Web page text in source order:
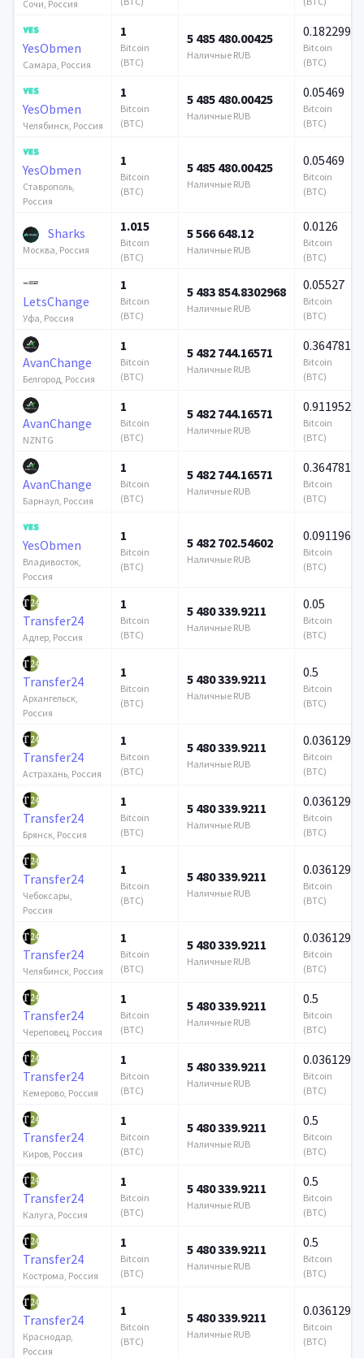
Сочи, Россия
YesObmen
Самара, Россия
1
Bitcoin
(BTC)
5 485 480.00425
Наличные RUB
0.182299
Bitcoin
(BTC)
YesObmen
Челябинск, Россия
1
Bitcoin
(BTC)
5 485 480.00425
Наличные RUB
0.05469
Bitcoin
(BTC)
YesObmen
Ставрополь,
Россия
1
Bitcoin
(BTC)
5 485 480.00425
Наличные RUB
0.05469
Bitcoin
(BTC)
Sharks
Москва, Россия
1.015
Bitcoin
(BTC)
5 566 648.12
Наличные RUB
0.0126
Bitcoin
(BTC)
LetsChange
Уфа, Россия
1
Bitcoin
(BTC)
5 483 854.8302968
Наличные RUB
0.05527
Bitcoin
(BTC)
AvanChange
Белгород, Россия
1
Bitcoin
(BTC)
5 482 744.16571
Наличные RUB
0.364781
Bitcoin
(BTC)
AvanChange
NZNTG
1
Bitcoin
(BTC)
5 482 744.16571
Наличные RUB
0.911952
Bitcoin
(BTC)
AvanChange
Барнаул, Россия
1
Bitcoin
(BTC)
5 482 744.16571
Наличные RUB
0.364781
Bitcoin
(BTC)
YesObmen
Владивосток,
Россия
1
Bitcoin
(BTC)
5 482 702.54602
Наличные RUB
0.091196
Bitcoin
(BTC)
Transfer24
Адлер, Россия
1
Bitcoin
(BTC)
5 480 339.9211
Наличные RUB
0.05
Bitcoin
(BTC)
Transfer24
Архангельск,
Россия
1
Bitcoin
(BTC)
5 480 339.9211
Наличные RUB
0.5
Bitcoin
(BTC)
Transfer24
Астрахань, Россия
1
Bitcoin
(BTC)
5 480 339.9211
Наличные RUB
0.036129
Bitcoin
(BTC)
Transfer24
Брянск, Россия
1
Bitcoin
(BTC)
5 480 339.9211
Наличные RUB
0.036129
Bitcoin
(BTC)
Transfer24
Чебоксары,
Россия
1
Bitcoin
(BTC)
5 480 339.9211
Наличные RUB
0.036129
Bitcoin
(BTC)
Transfer24
Челябинск, Россия
1
Bitcoin
(BTC)
5 480 339.9211
Наличные RUB
0.036129
Bitcoin
(BTC)
Transfer24
Череповец, Россия
1
Bitcoin
(BTC)
5 480 339.9211
Наличные RUB
0.5
Bitcoin
(BTC)
Transfer24
Кемерово, Россия
1
Bitcoin
(BTC)
5 480 339.9211
Наличные RUB
0.036129
Bitcoin
(BTC)
Transfer24
Киров, Россия
1
Bitcoin
(BTC)
5 480 339.9211
Наличные RUB
0.5
Bitcoin
(BTC)
Transfer24
Калуга, Россия
1
Bitcoin
(BTC)
5 480 339.9211
Наличные RUB
0.5
Bitcoin
(BTC)
Transfer24
Кострома, Россия
1
Bitcoin
(BTC)
5 480 339.9211
Наличные RUB
0.5
Bitcoin
(BTC)
Transfer24
Краснодар,
Россия
1
Bitcoin
(BTC)
5 480 339.9211
Наличные RUB
0.036129
Bitcoin
(BTC)